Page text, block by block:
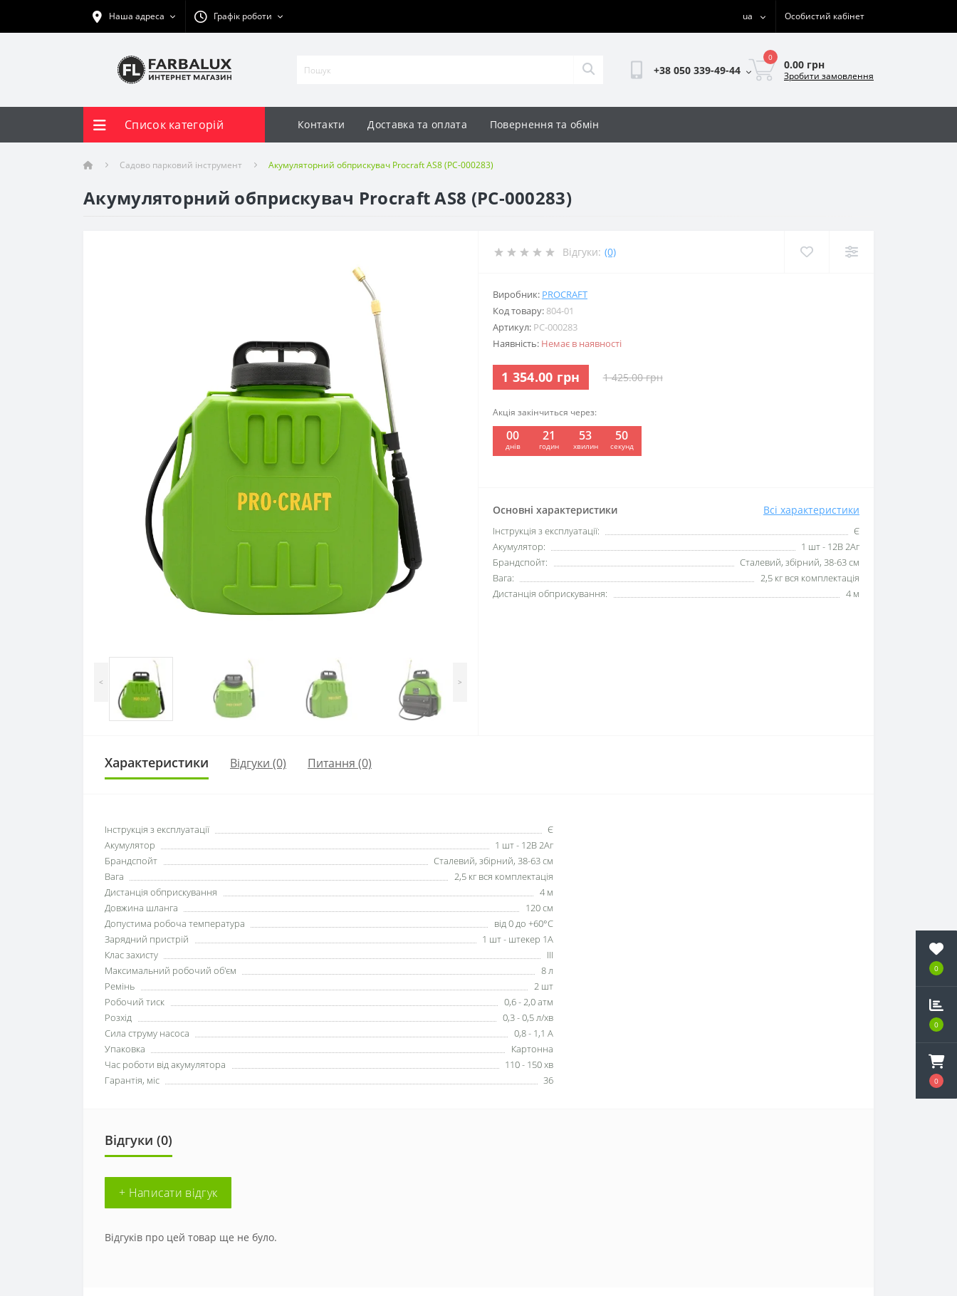
0
0
0
Наша адреса Графік роботи ua Особистий кабінет
+38 050 339-49-44
0
0.00 грн
Зробити замовлення
Список категорій Контакти Доставка та оплата Повернення та обмін
Садово парковий інструмент Акумуляторний обприскувач Procraft AS8 (PC-000283)
Акумуляторний обприскувач Procraft AS8 (PC-000283)
< >
Відгуки: (0)
Виробник: PROCRAFT
Код товару: 804-01
Артикул: PC-000283
Наявність: Немає в наявності
1 354.00 грн 1 425.00 грн
Акція закінчиться через:
00
днів
21
годин
53
хвилин
50
секунд
Основні характеристики Всі характеристики
Інструкція з експлуатації:
Є
Акумулятор:
1 шт - 12В 2Аг
Брандспойт:
Сталевий, збірний, 38-63 см
Вага:
2,5 кг вся комплектація
Дистанція обприскування:
4 м
Характеристики Відгуки (0) Питання (0)
Інструкція з експлуатації
Є
Акумулятор
1 шт - 12В 2Аг
Брандспойт
Сталевий, збірний, 38-63 см
Вага
2,5 кг вся комплектація
Дистанція обприскування
4 м
Довжина шланга
120 см
Допустима робоча температура
від 0 до +60°C
Зарядний пристрій
1 шт - штекер 1А
Клас захисту
III
Максимальний робочий об'єм
8 л
Ремінь
2 шт
Робочий тиск
0,6 - 2,0 атм
Розхід
0,3 - 0,5 л/хв
Сила струму насоса
0,8 - 1,1 А
Упаковка
Картонна
Час роботи від акумулятора
110 - 150 хв
Гарантія, міс
36
Відгуки (0)
+ Написати відгук
Відгуків про цей товар ще не було.